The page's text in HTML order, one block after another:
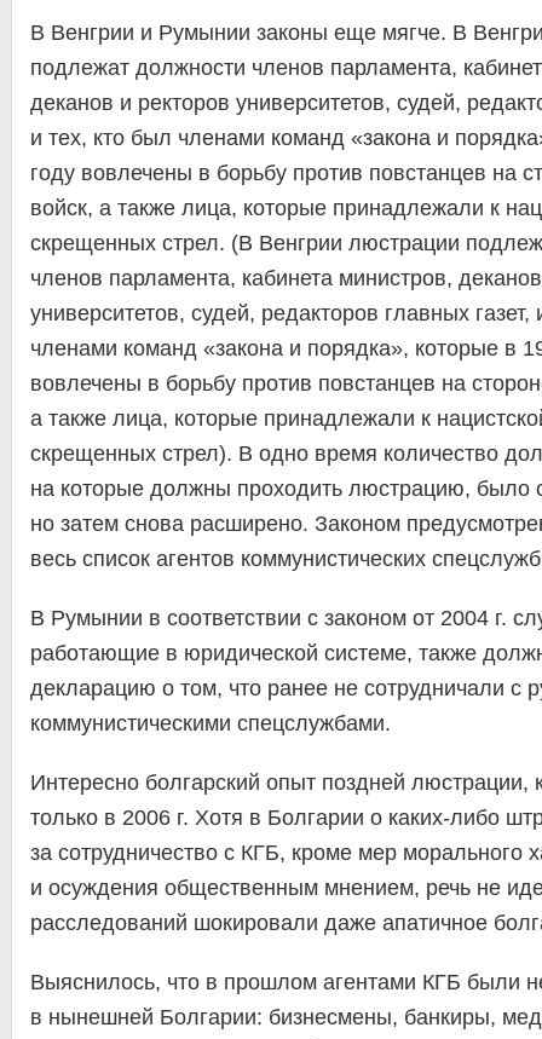
В Венгрии и Румынии законы еще мягче. В
подлежат должности членов парламента,
деканов и ректоров университетов, судей,
и тех, кто был членами команд «закона и
году вовлечены в борьбу против повстанцев на
войск, а также лица, которые принадлежали к
скрещенных стрел. (В Венгрии люстрации
членов парламента, кабинета министров,
университетов, судей, редакторов главных газет,
членами команд «закона и порядка», которые в
вовлечены в борьбу против повстанцев на
а также лица, которые принадлежали к
скрещенных стрел). В одно время количество
на которые должны проходить люстрацию, было
но затем снова расширено. Законом
весь список агентов коммунистических
В Румынии в соответствии с законом от 2004 г.
работающие в юридической системе, также
декларацию о том, что ранее не сотрудничали с
коммунистическими спецслужбами.
Интересно болгарский опыт поздней люстрации,
только в 2006 г. Хотя в Болгарии о каких-либо
за сотрудничество с КГБ, кроме мер морального
и осуждения общественным мнением, речь не
расследований шокировали даже апатичное
Выяснилось, что в прошлом агентами КГБ были
в нынешней Болгарии: бизнесмены, банкиры,